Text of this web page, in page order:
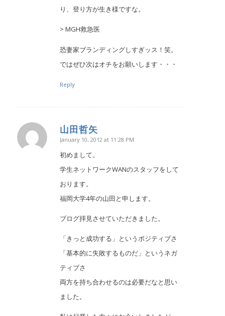
り、登り方が生き様ですな。
> MGH救急医
恐妻家ブランディングしすぎッス！笑。
ではぜひ次はオチをお願いします・・・
Reply
山田哲矢
says:
January 10, 2012 at 11:28 PM
初めまして。
学生ネットワークWANのスタッフをして
おります。
福岡大学4年の山田と申します。
ブログ拝見させていただきました。
「きっと成功する」というポジティブさ
「基本的に失敗するものだ」というネガ
ティブさ
両方を持ち合わせるのは必要だなと思い
ました。